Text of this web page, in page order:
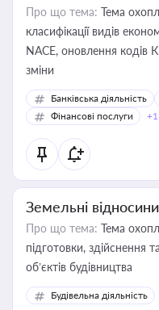
Про що тема: Тема
класифікації видів
NACE, оновлення кодів
зміни
Банківська діяльність
Фінансові послуги
Земельні
Про що тема: Тема
підготовки, здійснення
об’єктів будівництва
Будівельна діяльність